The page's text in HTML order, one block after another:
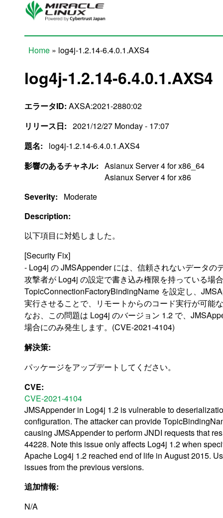
Skip to main content
Home » log4j-1.2.14-6.4.0.1.AXS4
log4j-1.2.14-6.4.0.1.AXS4
エラータID: AXSA:2021-2880:02
リリース日: 2021/12/27 Monday - 17:07
題名:
log4j-1.2.14-6.4.0.1.AXS4
影響のあるチャネル: Asianux Server 4 for x86_64
Asianux Server 4 for x86
Severity:
Moderate
Description:
以下項目に対処しました。
[Security Fix]
- Log4j の JMSAppender には、信頼されないデータの
攻撃者が Log4j の設定で書き込み権限を持っている場
TopicConnectionFactoryBindingName を設定し、
実行させることで、リモートからのコード実行が可能
なお、この問題は Log4j のバージョン 1.2 で、
場合にのみ発生します。(CVE-2021-4104)
解決策:
パッケージをアップデートしてください。
CVE:
CVE-2021-4104
JMSAppender in Log4j 1.2 is vulnerable to
configuration. The attacker can provide
causing JMSAppender to perform JNDI requests that
44228. Note this issue only affects Log4j 1.2 when
Apache Log4j 1.2 reached end of life in August 2015.
issues from the previous versions.
追加情報:
N/A